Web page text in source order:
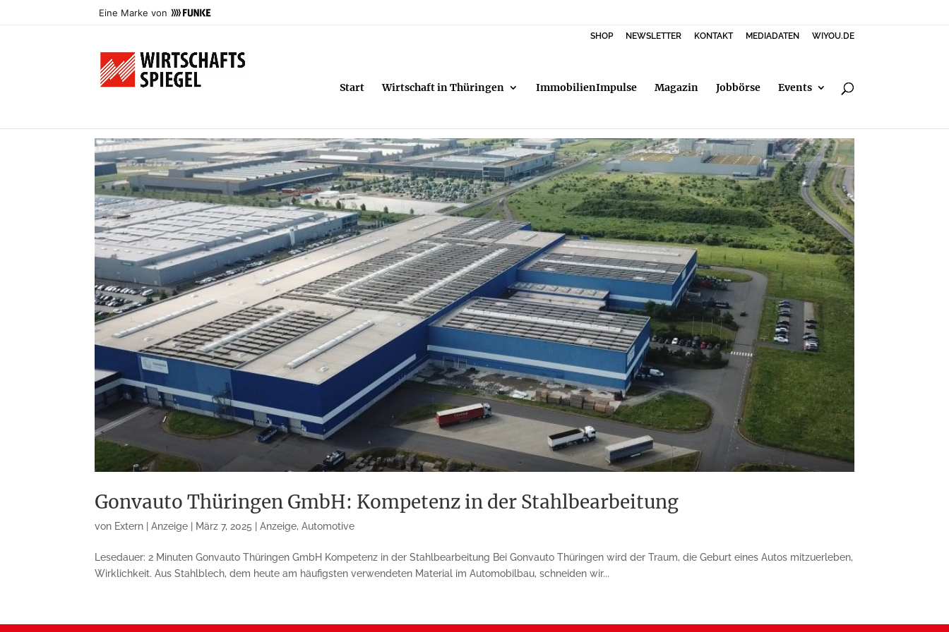
Eine Marke von
SHOP NEWSLETTER KONTAKT MEDIADATEN WIYOU.DE
Start Wirtschaft in Thüringen ImmobilienImpulse Magazin Jobbörse Events
Gonvauto Thüringen GmbH: Kompetenz in der Stahlbearbeitung
von Extern | Anzeige März 7, 2025 |Anzeige,Automotive
Lesedauer: 2 Minuten Gonvauto Thüringen GmbH Kompetenz in der Stahlbearbeitung Bei Gonvauto Thüringen wird der Traum, die Geburt eines Autos mitzuerleben,
Wirklichkeit. Aus Stahlblech, dem heute am häufigsten verwendeten Material im Automobilbau, schneiden wir...